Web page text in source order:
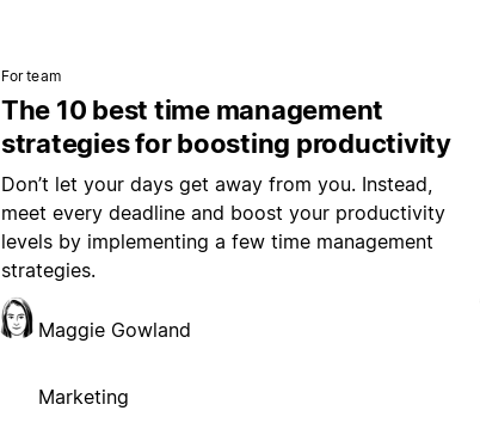
For team
The 10 best time management
strategies for boosting productivity
Don’t let your days get away from you. Instead,
meet every deadline and boost your productivity
levels by implementing a few time management
strategies.
Maggie Gowland
Marketing